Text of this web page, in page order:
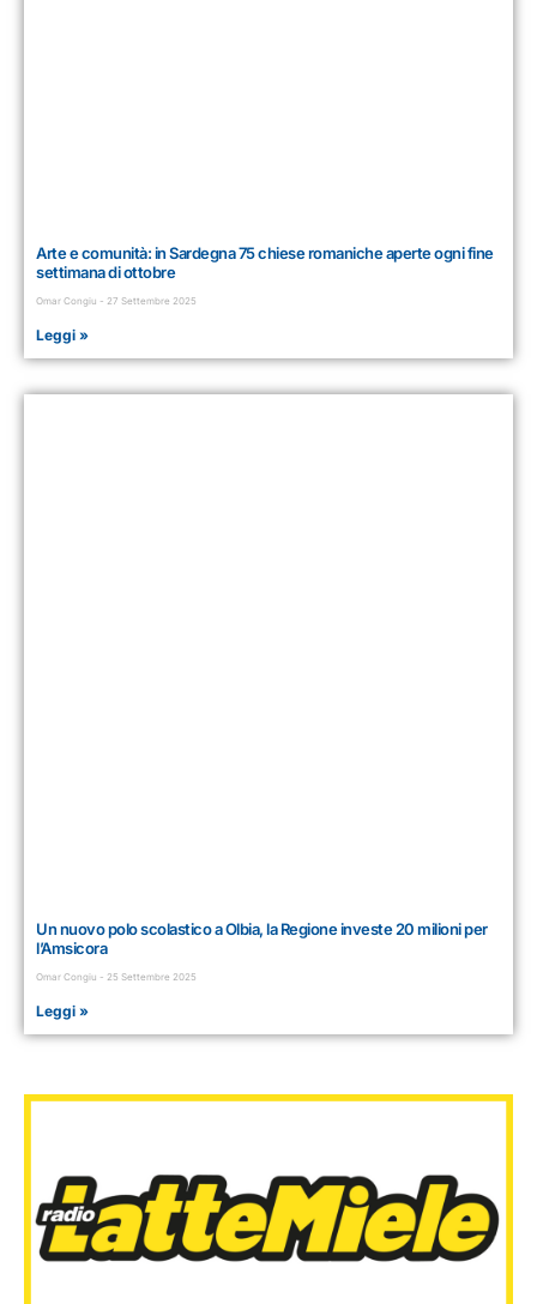
Arte e comunità: in Sardegna 75 chiese romaniche aperte ogni fine
settimana di ottobre
Omar Congiu 27 Settembre 2025
Leggi »
Un nuovo polo scolastico a Olbia, la Regione investe 20 milioni per
l’Amsicora
Omar Congiu 25 Settembre 2025
Leggi »